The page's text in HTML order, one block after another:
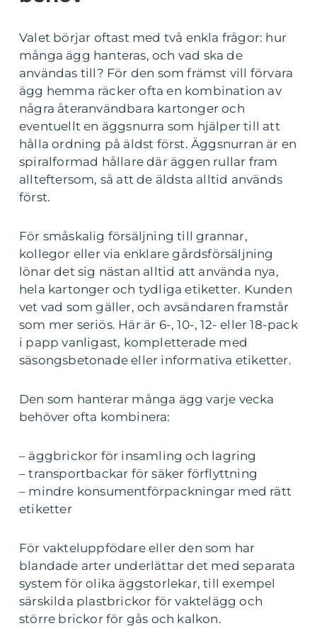
Valet börjar oftast med två enkla frågor: hur
många ägg hanteras, och vad ska de
användas till? För den som främst vill förvara
ägg hemma räcker ofta en kombination av
några återanvändbara kartonger och
eventuellt en äggsnurra som hjälper till att
hålla ordning på äldst först. Äggsnurran är en
spiralformad hållare där äggen rullar fram
allteftersom, så att de äldsta alltid används
först.
För småskalig försäljning till grannar,
kollegor eller via enklare gårdsförsäljning
lönar det sig nästan alltid att använda nya,
hela kartonger och tydliga etiketter. Kunden
vet vad som gäller, och avsändaren framstår
som mer seriös. Här är 6-, 10-, 12- eller 18-pack
i papp vanligast, kompletterade med
säsongsbetonade eller informativa etiketter.
Den som hanterar många ägg varje vecka
behöver ofta kombinera:
– äggbrickor för insamling och lagring
– transportbackar för säker förflyttning
– mindre konsumentförpackningar med rätt
etiketter
För vakteluppfödare eller den som har
blandade arter underlättar det med separata
system för olika äggstorlekar, till exempel
särskilda plastbrickor för vaktelägg och
större brickor för gås och kalkon.